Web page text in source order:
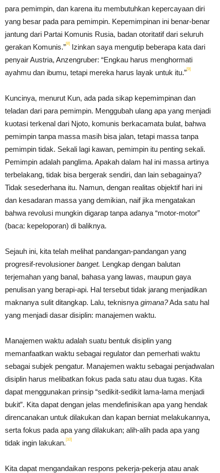
para pemimpin, dan karena itu membutuhkan kepercayaan diri
yang besar pada para pemimpin. Kepemimpinan ini benar-benar
jantung dari Partai Komunis Rusia, badan otoritatif dari seluruh
gerakan Komunis.”[8] Izinkan saya mengutip beberapa kata dari
penyair Austria, Anzengruber: “Engkau harus menghormati
ayahmu dan ibumu, tetapi mereka harus layak untuk itu.”[9]
Kuncinya, menurut Kun, ada pada sikap kepemimpinan dan
teladan dari para pemimpin. Menggubah ulang apa yang menjadi
kuotasi terkenal dari Njoto, komunis berkacamata bulat, bahwa
pemimpin tanpa massa masih bisa jalan, tetapi massa tanpa
pemimpin tidak. Sekali lagi kawan, pemimpin itu penting sekali.
Pemimpin adalah panglima. Apakah dalam hal ini massa artinya
terbelakang, tidak bisa bergerak sendiri, dan lain sebagainya?
Tidak sesederhana itu. Namun, dengan realitas objektif hari ini
dan kesadaran massa yang demikian, naif jika mengatakan
bahwa revolusi mungkin digarap tanpa adanya “motor-motor”
(baca: kepeloporan) di baliknya.
Sejauh ini, kita telah melihat pandangan-pandangan yang
progresif-revolusioner banget. Lengkap dengan balutan
terjemahan yang banal, bahasa yang lawas, maupun gaya
penulisan yang berapi-api. Hal tersebut tidak jarang menjadikan
maknanya sulit ditangkap. Lalu, teknisnya gimana?Ada satu hal
yang menjadi dasar disiplin: manajemen waktu.
Manajemen waktu adalah suatu bentuk disiplin yang
memanfaatkan waktu sebagai regulator dan pemerhati waktu
sebagai subjek pengatur. Manajemen waktu sebagai penjadwalan
disiplin harus melibatkan fokus pada satu atau dua tugas. Kita
dapat menggunakan prinsip “sedikit-sedikit lama-lama menjadi
bukit”. Kita dapat dengan jelas mendefinisikan apa yang hendak
direncanakan untuk dilakukan dan kapan berniat melakukannya,
serta fokus pada apa yang dilakukan; alih-alih pada apa yang
tidak ingin lakukan.[10]
Kita dapat mengandaikan respons pekerja-pekerja atau anak